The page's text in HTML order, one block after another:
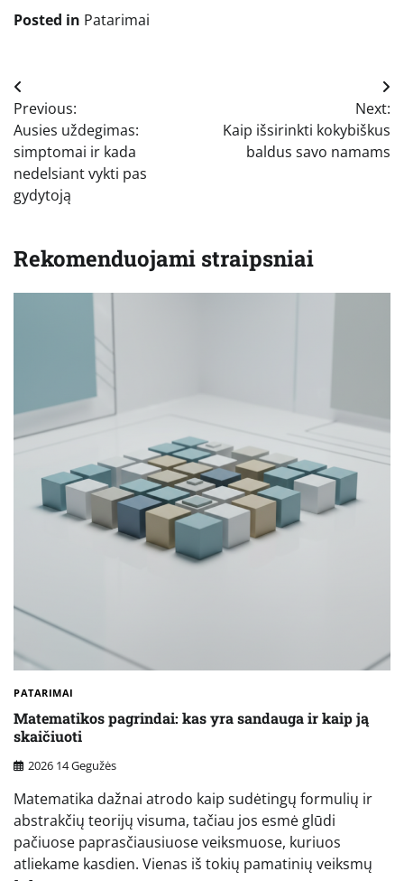
Posted in Patarimai
Navigacija
tarp
įrašų
Previous:
Ausies uždegimas:
simptomai ir kada
nedelsiant vykti pas
gydytoją
Next:
Kaip išsirinkti kokybiškus
baldus savo namams
Rekomenduojami straipsniai
PATARIMAI
Matematikos pagrindai: kas yra sandauga ir kaip ją
skaičiuoti
2026 14 Gegužės
Matematika dažnai atrodo kaip sudėtingų formulių ir
abstrakčių teorijų visuma, tačiau jos esmė glūdi
pačiuose paprasčiausiuose veiksmuose, kuriuos
atliekame kasdien. Vienas iš tokių pamatinių veiksmų